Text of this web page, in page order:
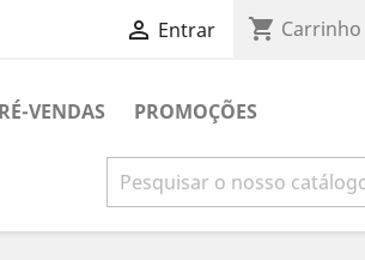
 Entrar shopping_cart Carrinho
VENDAS PROMOÇÕES